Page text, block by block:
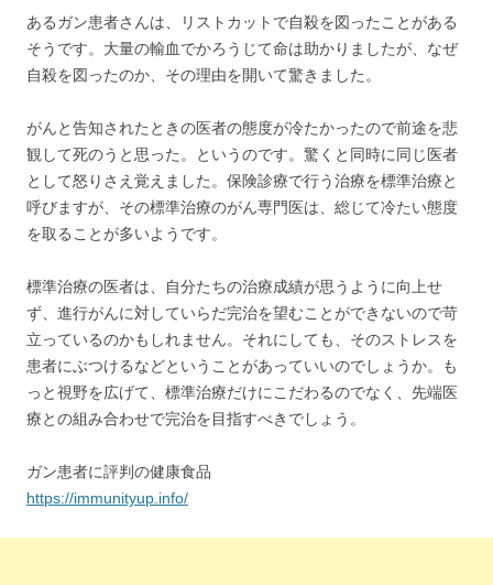
あるガン患者さんは、リストカットで自殺を図ったことがある
そうです。大量の輸血でかろうじて命は助かりましたが、なぜ
自殺を図ったのか、その理由を開いて驚きました。
がんと告知されたときの医者の態度が冷たかったので前途を悲
観して死のうと思った。というのです。驚くと同時に同じ医者
として怒りさえ覚えました。保険診療で行う治療を標準治療と
呼びますが、その標準治療のがん専門医は、総じて冷たい態度
を取ることが多いようです。
標準治療の医者は、自分たちの治療成績が思うように向上せ
ず、進行がんに対していらだ完治を望むことができないので苛
立っているのかもしれません。それにしても、そのストレスを
患者にぶつけるなどということがあっていいのでしょうか。も
っと視野を広げて、標準治療だけにこだわるのでなく、先端医
療との組み合わせで完治を目指すべきでしょう。
ガン患者に評判の健康食品
https://immunityup.info/